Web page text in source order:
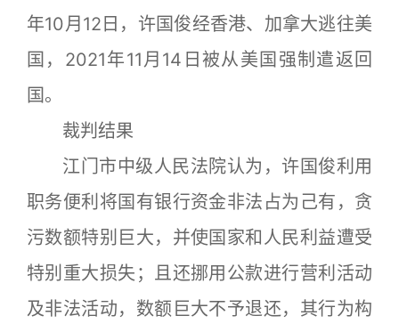
年10月12日，许国俊经香港、加拿大逃往美
国，2021年11月14日被从美国强制遣返回
国。
裁判结果
江门市中级人民法院认为，许国俊利用
职务便利将国有银行资金非法占为己有，贪
污数额特别巨大，并使国家和人民利益遭受
特别重大损失；且还挪用公款进行营利活动
及非法活动，数额巨大不予退还，其行为构